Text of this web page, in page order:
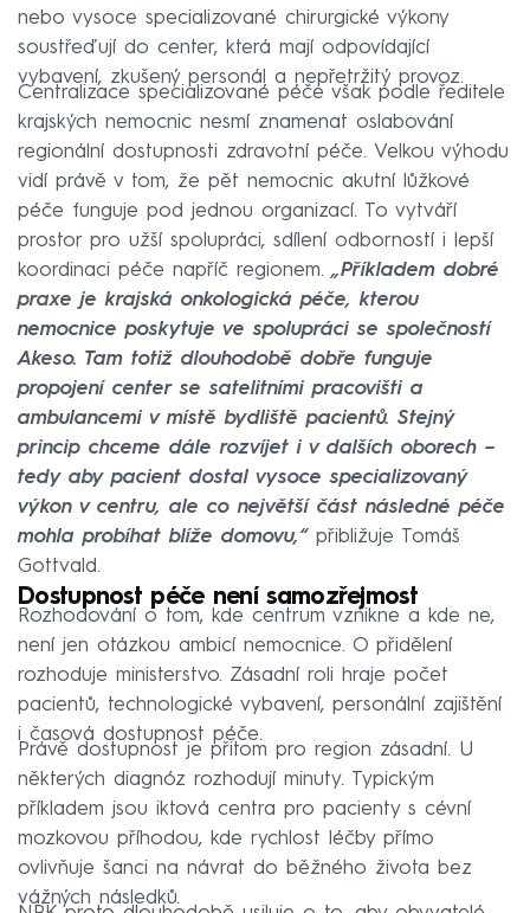
nebo vysoce specializované chirurgické výkony
soustřeďují do center, která mají odpovídající
vybavení, zkušený personál a nepřetržitý provoz.
Centralizace specializované péče však podle ředitele
krajských nemocnic nesmí znamenat oslabování
regionální dostupnosti zdravotní péče. Velkou výhodu
vidí právě v tom, že pět nemocnic akutní lůžkové
péče funguje pod jednou organizací. To vytváří
prostor pro užší spolupráci, sdílení odborností i lepší
koordinaci péče napříč regionem. „Příkladem dobré
praxe je krajská onkologická péče, kterou
nemocnice poskytuje ve spolupráci se společností
Akeso. Tam totiž dlouhodobě dobře funguje
propojení center se satelitními pracovišti a
ambulancemi v místě bydliště pacientů. Stejný
princip chceme dále rozvíjet i v dalších oborech –
tedy aby pacient dostal vysoce specializovaný
výkon v centru, ale co největší část následné péče
mohla probíhat blíže domovu,“přibližuje Tomáš
Gottvald.
Dostupnost péče není samozřejmost
Rozhodování o tom, kde centrum vznikne a kde ne,
není jen otázkou ambicí nemocnice. O přidělení
rozhoduje ministerstvo. Zásadní roli hraje počet
pacientů, technologické vybavení, personální zajištění
i časová dostupnost péče.
Právě dostupnost je přitom pro region zásadní. U
některých diagnóz rozhodují minuty. Typickým
příkladem jsou iktová centra pro pacienty s cévní
mozkovou příhodou, kde rychlost léčby přímo
ovlivňuje šanci na návrat do běžného života bez
vážných následků.